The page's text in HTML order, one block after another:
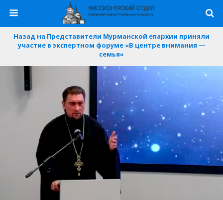
Назад на Представители Мурманской епархии приняли
участие в экспертном форуме «В центре внимания —
семья»